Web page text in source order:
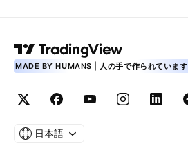
MADE BY HUMANS | 人の手で作られています
日本語